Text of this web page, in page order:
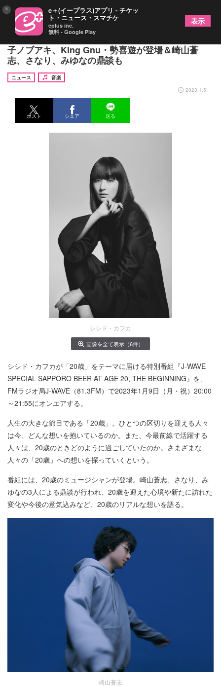
ミュージシャンが「20歳」を語る特番放送決定 金
子ノブアキ、King Gnu・勢喜遊が登場＆崎山蒼
志、さなり、みゆなの鼎談も
ニュース
音楽
2023.1.5
ポスト シェア 送る
シシド・カフカ
画像を全て表示（6件）
シシド・カフカが「20歳」をテーマに届ける特別番組『J-WAVE
SPECIAL SAPPORO BEER AT AGE 20, THE BEGINNING』を、
FMラジオ局J-WAVE（81.3FM）で2023年1月9日（月・祝）20:00
～21:55にオンエアする。
人生の大きな節目である「20歳」。ひとつの区切りを迎える人々
は今、どんな想いを抱いているのか。また、今最前線で活躍する
人々は、20歳のときどのように過ごしていたのか。さまざまな
人々の「20歳」への想いを探っていくという。
番組には、20歳のミュージシャンが登場。崎山蒼志、さなり、み
ゆなの3人による鼎談が行われ、20歳を迎えた心境や新たに訪れた
変化や今後の意気込みなど、20歳のリアルな想いを語る。
崎山蒼志
× e＋(イープラス)アプリ - チケッ
ト・ニュース・スマチケ
eplus inc.
無料 - Google Play
表示